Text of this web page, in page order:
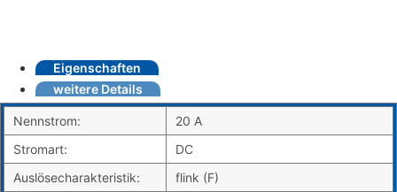
Eigenschaften
weitere Details
Nennstrom:
20 A
Stromart:
DC
Auslösecharakteristik:
flink (F)